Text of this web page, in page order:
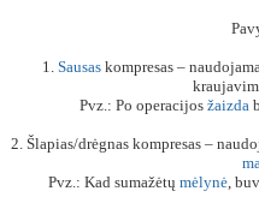
1. Sausas kompresas –
Pvz.: Po operacijos žaizda
2. Šlapias/drėgnas kompresas –
Pvz.: Kad sumažėtų mėlynė,